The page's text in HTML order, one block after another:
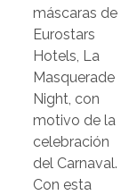
máscaras de
Eurostars
Hotels, La
Masquerade
Night, con
motivo de la
celebración
del Carnaval.
Con esta